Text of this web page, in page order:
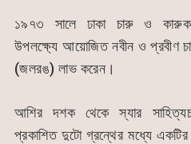
১৯৭৩ সালে ঢাকা চারু ও
উপলক্ষ্যে আয়োজিত নবীন ও প্রবীণ
(জলরঙ) লাভ করেন।
আশির দশক থেকে স্যার
প্রকাশিত দুটো গ্রন্থের মধ্যে